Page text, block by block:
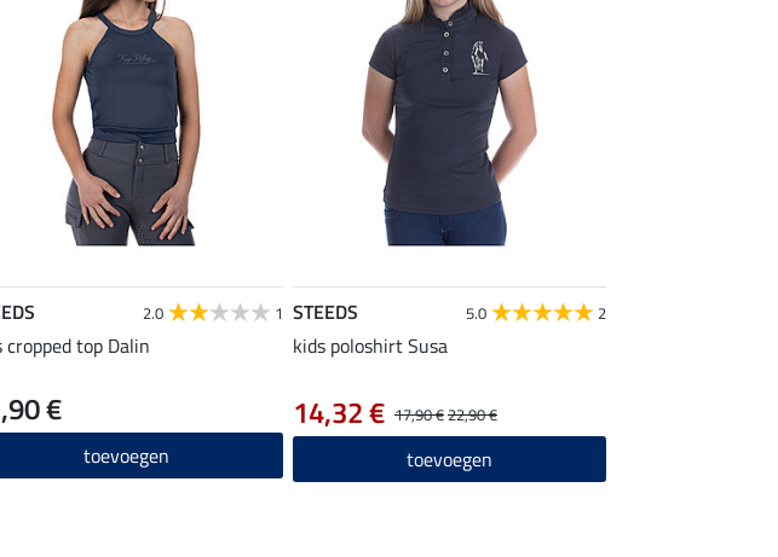
2.0 1
cropped top Dalin
€
toevoegen
STEEDS 5.0 2
kids poloshirt Susa
17,90 €22,90 €
14,32 €
toevoegen